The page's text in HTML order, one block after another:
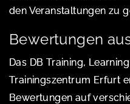
den Veranstaltungen zu
Bewertungen
Das DB Training,
Trainingszentrum Erfurt
Bewertungen auf